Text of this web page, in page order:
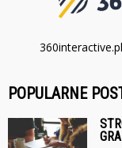
POPULARNE